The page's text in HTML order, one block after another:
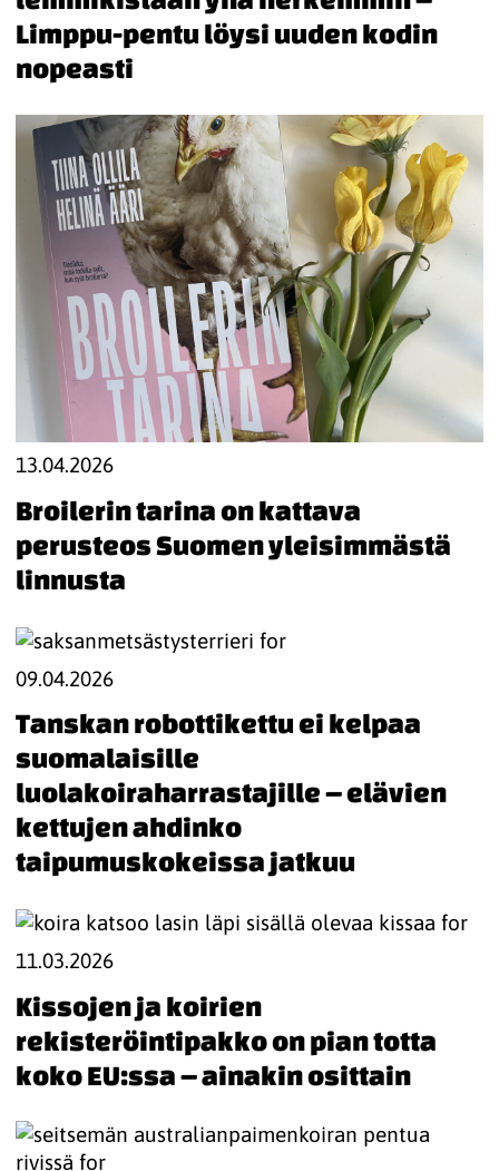
Limppu-pentu löysi uuden kodin
nopeasti
13.04.2026
Broilerin tarina on kattava
perusteos Suomen yleisimmästä
linnusta
09.04.2026
Tanskan robottikettu ei kelpaa
suomalaisille
luolakoiraharrastajille – elävien
kettujen ahdinko
taipumuskokeissa jatkuu
11.03.2026
Kissojen ja koirien
rekisteröintipakko on pian totta
koko EU:ssa – ainakin osittain